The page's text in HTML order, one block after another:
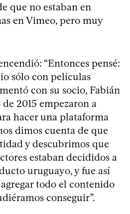
que no estaban en
en Vimeo, pero muy
“Entonces pensé:
sólo con películas
con su socio, Fabián
2015 empezaron a
hacer una plataforma
dimos cuenta de que
y descubrimos que
estaban decididos a
uruguayo, y fue así
todo el contenido
conseguir”.